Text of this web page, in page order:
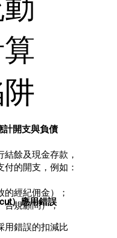
計開支與負債
餘及現金存款，
的開支，例如：
經紀佣金）；
合規顧問）；
）應用錯誤
用錯誤的扣減比